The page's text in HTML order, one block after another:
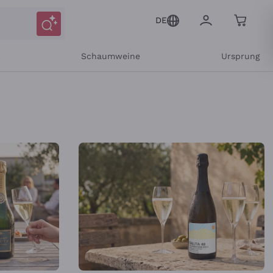
DE
Schaumweine Ursprung
und personalisierten Angeboten